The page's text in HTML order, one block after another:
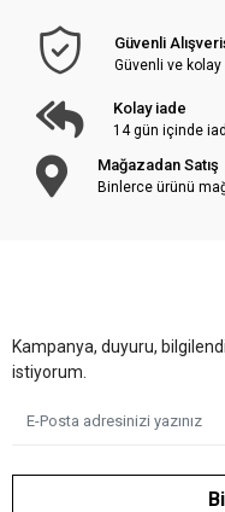
Güvenli
Güvenli ve
Kolay iade
14 gün içinde
Mağazadan Satış
Binlerce ürünü
Kampanya, duyuru,
istiyorum.